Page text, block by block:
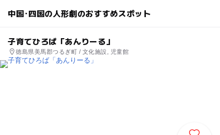
中国･四国の人形劇のおすすめスポット
子育てひろば「あんりーる」
徳島県美馬郡つるぎ町 / 文化施設, 児童館